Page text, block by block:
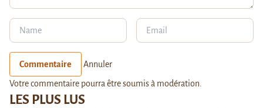
LES PLUS LUS
Commentaire Annuler
Votre commentaire pourra être soumis à modération.